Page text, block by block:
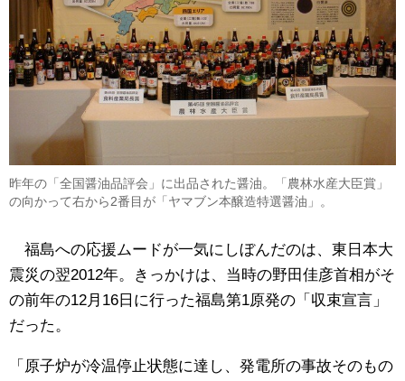
昨年の「全国醤油品評会」に出品された醤油。「農林水産大臣賞」
の向かって右から2番目が「ヤマブン本醸造特選醤油」。
福島への応援ムードが一気にしぼんだのは、東日本大
震災の翌2012年。きっかけは、当時の野田佳彦首相がそ
の前年の12月16日に行った福島第1原発の「収束宣言」
だった。
「原子炉が冷温停止状態に達し、発電所の事故そのもの